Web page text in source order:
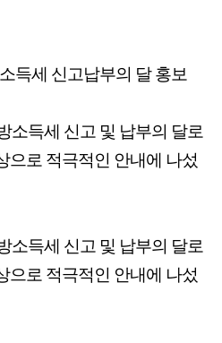
득세 신고납부의 달 홍보
소득세 신고 및 납부의 달로
으로 적극적인 안내에 나섰
소득세 신고 및 납부의 달로
으로 적극적인 안내에 나섰